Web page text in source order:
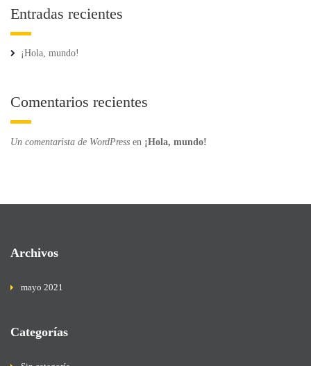
Entradas recientes
¡Hola, mundo!
Comentarios recientes
Un comentarista de WordPress en ¡Hola, mundo!
Archivos
mayo 2021
Categorías